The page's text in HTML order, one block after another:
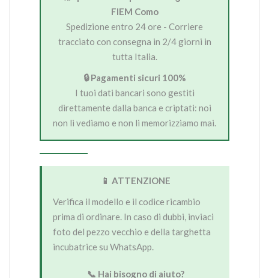
FIEM Como
Spedizione entro 24 ore - Corriere
tracciato con consegna in 2/4 giorni in
tutta Italia.
🔒 Pagamenti sicuri 100%
I tuoi dati bancari sono gestiti
direttamente dalla banca e criptati: noi
non li vediamo e non li memorizziamo mai.
📱 ATTENZIONE
Verifica il modello e il codice ricambio
prima di ordinare. In caso di dubbi, inviaci
foto del pezzo vecchio e della targhetta
incubatrice su WhatsApp.
📞 Hai bisogno di aiuto?